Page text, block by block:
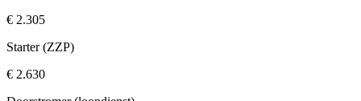
€ 2.305
Starter (ZZP)
€ 2.630